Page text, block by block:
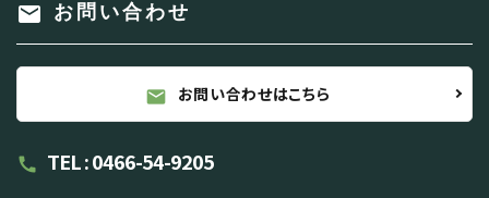
mail お問い合わせ
mail お問い合わせはこちら
call TEL : 0466-54-9205